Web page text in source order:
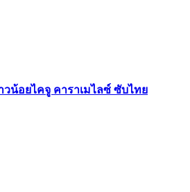
วน้อยไคจู คาราเมไลซ์ ซับไทย